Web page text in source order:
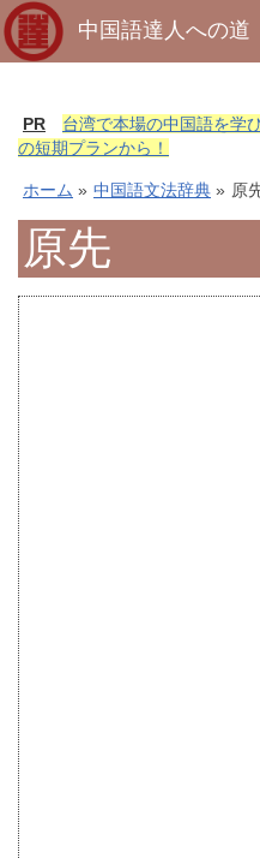
中国語達人への道
PR
台湾で本場の中国語を学
の短期プランから！
ホーム » 中国語文法辞典 » 原
原先